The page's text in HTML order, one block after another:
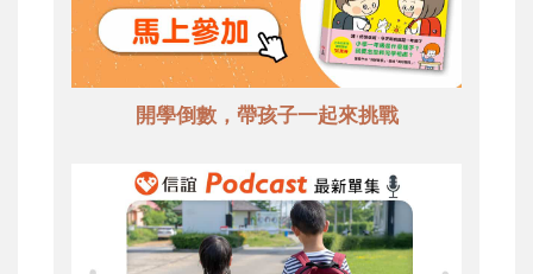
開學倒數，帶孩子一起來挑戰